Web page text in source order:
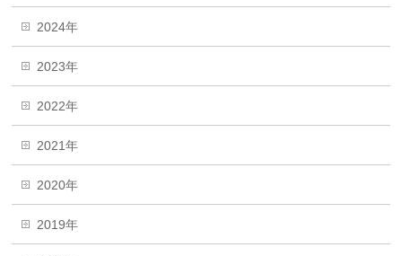
2024年
2023年
2022年
2021年
2020年
2019年